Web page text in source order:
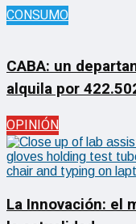
CONSUMO
CABA: un
alquila por
OPINIÓN
La Innovación: el